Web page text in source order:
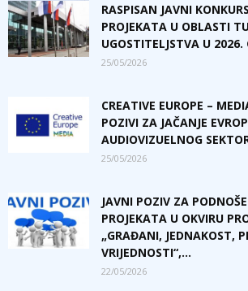
RASPISAN JAVNI
PROJEKATA U OBLASTI
UGOSTITELJSTVA U 2026.
25/05/2026
CREATIVE EUROPE –
POZIVI ZA JAČANJE
AUDIOVIZUELNOG
25/05/2026
JAVNI POZIV ZA
PROJEKATA U OKVIRU
„GRAĐANI, JEDNAKOST,
VRIJEDNOSTI“,...
22/05/2026